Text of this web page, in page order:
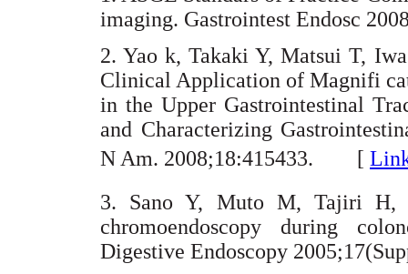
imaging. Gastrointest Endosc
2. Yao k, Takaki Y, Matsui T,
Clinical Application of Magnifi
in the Upper Gastrointestinal
and Characterizing
N Am. 2008;18:415433. [
3. Sano Y, Muto M, Tajiri H,
chromoendoscopy during
Digestive Endoscopy